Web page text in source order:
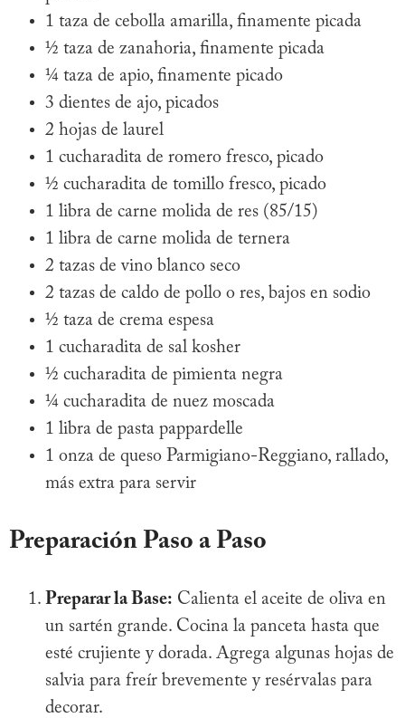
1 taza de cebolla amarilla, finamente picada
½ taza de zanahoria, finamente picada
¼ taza de apio, finamente picado
3 dientes de ajo, picados
2 hojas de laurel
1 cucharadita de romero fresco, picado
½ cucharadita de tomillo fresco, picado
1 libra de carne molida de res (85/15)
1 libra de carne molida de ternera
2 tazas de vino blanco seco
2 tazas de caldo de pollo o res, bajos en sodio
½ taza de crema espesa
1 cucharadita de sal kosher
½ cucharadita de pimienta negra
¼ cucharadita de nuez moscada
1 libra de pasta pappardelle
1 onza de queso Parmigiano-Reggiano, rallado,
más extra para servir
Preparación Paso a Paso
Preparar la Base: Calienta el aceite de oliva en
un sartén grande. Cocina la panceta hasta que
esté crujiente y dorada. Agrega algunas hojas de
salvia para freír brevemente y resérvalas para
decorar.